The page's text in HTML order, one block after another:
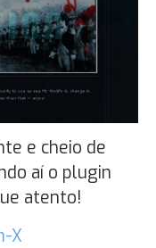
e cheio de
aí o plugin
atento!
X